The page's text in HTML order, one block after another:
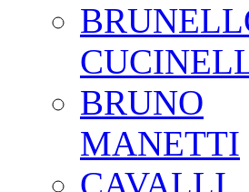
BRUNO
MANETTI